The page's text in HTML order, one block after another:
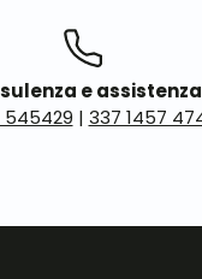
e assistenza
545429 | 337 1457